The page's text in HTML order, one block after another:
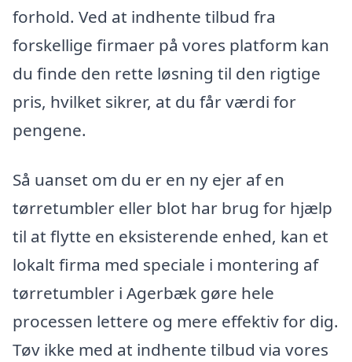
forhold. Ved at indhente tilbud fra
forskellige firmaer på vores platform kan
du finde den rette løsning til den rigtige
pris, hvilket sikrer, at du får værdi for
pengene.
Så uanset om du er en ny ejer af en
tørretumbler eller blot har brug for hjælp
til at flytte en eksisterende enhed, kan et
lokalt firma med speciale i montering af
tørretumbler i Agerbæk gøre hele
processen lettere og mere effektiv for dig.
Tøv ikke med at indhente tilbud via vores